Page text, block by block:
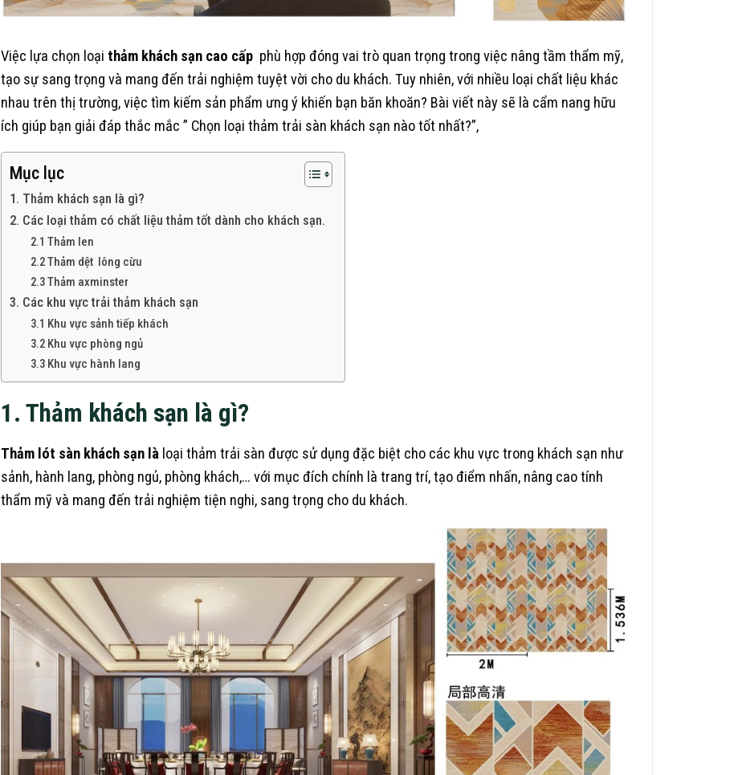
Việc lựa chọn loại thảm khách sạn cao cấp phù hợp đóng vai trò quan trọng trong việc nâng tầm thẩm mỹ,
tạo sự sang trọng và mang đến trải nghiệm tuyệt vời cho du khách. Tuy nhiên, với nhiều loại chất liệu khác
nhau trên thị trường, việc tìm kiếm sản phẩm ưng ý khiến bạn băn khoăn? Bài viết này sẽ là cẩm nang hữu
ích giúp bạn giải đáp thắc mắc ” Chọn loại thảm trải sàn khách sạn nào tốt nhất?”,
Mục lục
1. Thảm khách sạn là gì?
2. Các loại thảm có chất liệu thảm tốt dành cho khách sạn.
2.1 Thảm len
2.2 Thảm dệt lông cừu
2.3 Thảm axminster
3. Các khu vực trải thảm khách sạn
3.1 Khu vực sảnh tiếp khách
3.2 Khu vực phòng ngủ
3.3 Khu vực hành lang
1. Thảm khách sạn là gì?
Thảm lót sàn khách sạn là loại thảm trải sàn được sử dụng đặc biệt cho các khu vực trong khách sạn như
sảnh, hành lang, phòng ngủ, phòng khách,… với mục đích chính là trang trí, tạo điểm nhấn, nâng cao tính
thẩm mỹ và mang đến trải nghiệm tiện nghi, sang trọng cho du khách.